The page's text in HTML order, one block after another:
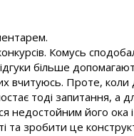
Комусь
більше
вчитуюсь. Проте,
тоді запитання, а
недостойним його ока
та зробити це